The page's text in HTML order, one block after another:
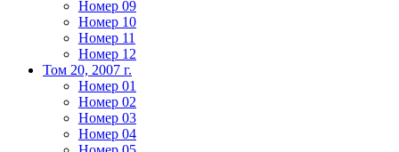
Номер 09
Номер 10
Номер 11
Номер 12
Том 20, 2007 г.
Номер 01
Номер 02
Номер 03
Номер 04